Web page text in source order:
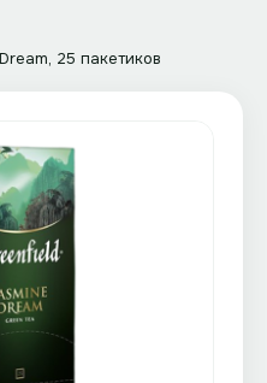
25 пакетиков